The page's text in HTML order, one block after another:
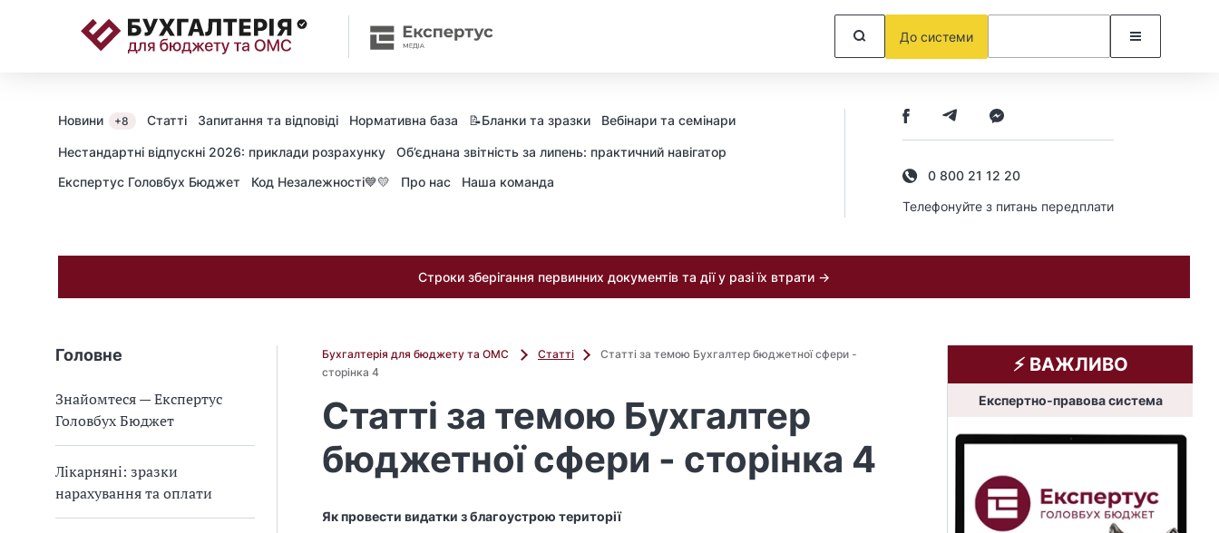
До системи
Новини +8 Статті Запитання та відповіді Нормативна база 📝Бланки та зразки Вебінари та семінари
Нестандартні відпускні 2026: приклади розрахунку
Об’єднана звітність за липень: практичний навігатор
Експертус Головбух Бюджет
Код Незалежності💙💛 Про нас Наша команда
0 800 21 12 20
Телефонуйте з питань передплати
Строки зберігання первинних документів та дії у разі їх втрати →
Головне
Знайомтеся — Експертус
Головбух Бюджет
Лікарняні: зразки
нарахування та оплати
Бухгалтерія для бюджету та ОМС Статті
Статті за темою Бухгалтер бюджетної сфери -
сторінка 4
Статті за темою Бухгалтер
бюджетної сфери - сторінка 4
Як провести видатки з благоустрою території
⚡️ ВАЖЛИВО
Експертно-правова система